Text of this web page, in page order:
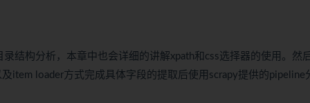
结构分析，本章中也会详细的讲解xpath和css选择器的使用。然
item loader方式完成具体字段的提取后使用scrapy提供的pipeline